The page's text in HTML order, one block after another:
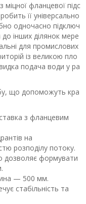
фланцевої підс
її універсально
одночасно підключ
до інших ділянок мере
для промислових
із великою пло
подача води у ра
що допоможуть кра
з фланцевим
на
розподілу потоку.
дозволяє формувати
— 500 мм.
стабільність та